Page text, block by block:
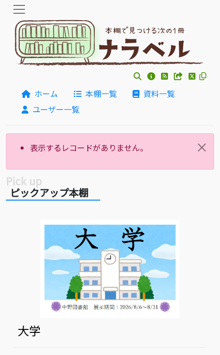
ホーム 本棚一覧
資料一覧
ユーザー一覧
表示するレコードがありません。
ピックアップ本棚
大学